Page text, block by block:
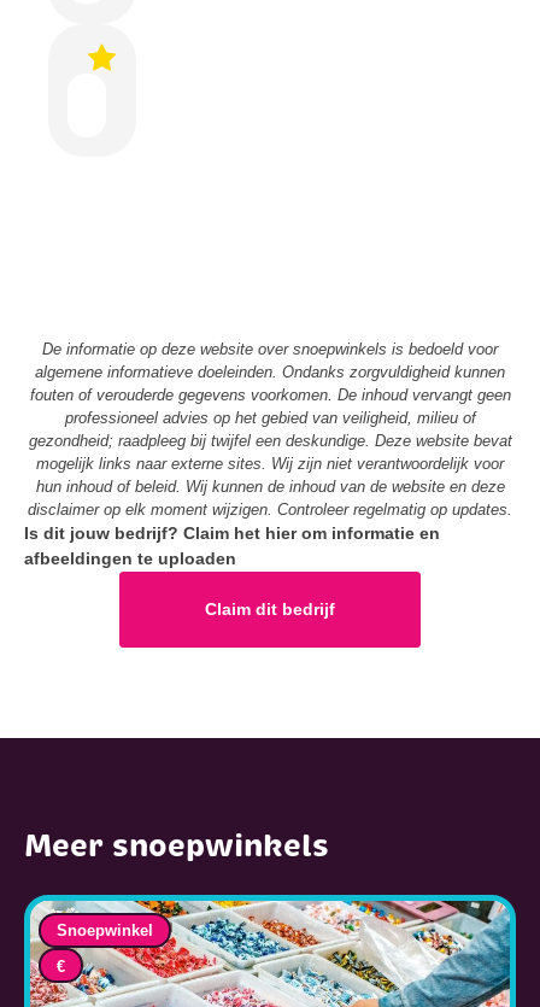
De informatie op deze website over snoepwinkels is bedoeld voor
algemene informatieve doeleinden. Ondanks zorgvuldigheid kunnen
fouten of verouderde gegevens voorkomen. De inhoud vervangt geen
professioneel advies op het gebied van veiligheid, milieu of
gezondheid; raadpleeg bij twijfel een deskundige. Deze website bevat
mogelijk links naar externe sites. Wij zijn niet verantwoordelijk voor
hun inhoud of beleid. Wij kunnen de inhoud van de website en deze
disclaimer op elk moment wijzigen. Controleer regelmatig op updates.
Is dit jouw bedrijf? Claim het hier om informatie en
afbeeldingen te uploaden
Claim dit bedrijf
Meer snoepwinkels
Snoepwinkel
€